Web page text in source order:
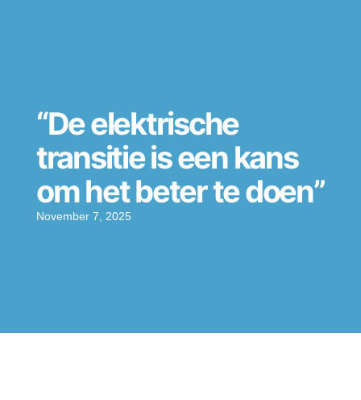
“De elektrische
transitie is een kans
om het beter te doen”
November 7, 2025